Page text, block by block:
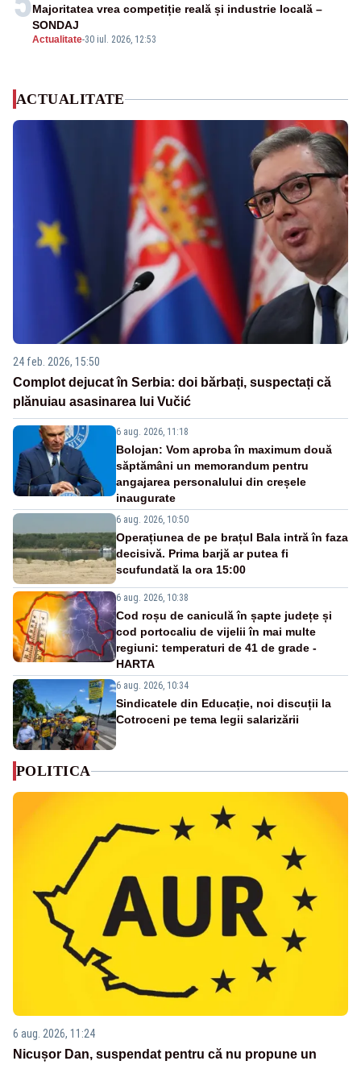
Actualitate-30 iul. 2026, 12:53
Majoritatea vrea competiție reală și industrie locală –
SONDAJ
ACTUALITATE
24 feb. 2026, 15:50
Complot dejucat în Serbia: doi bărbați, suspectați că
plănuiau asasinarea lui Vučić
6 aug. 2026, 11:18
Bolojan: Vom aproba în maximum două
săptămâni un memorandum pentru
angajarea personalului din creșele
inaugurate
6 aug. 2026, 10:50
Operațiunea de pe brațul Bala intră în faza
decisivă. Prima barjă ar putea fi
scufundată la ora 15:00
6 aug. 2026, 10:38
Cod roșu de caniculă în șapte județe și
cod portocaliu de vijelii în mai multe
regiuni: temperaturi de 41 de grade -
HARTA
6 aug. 2026, 10:34
Sindicatele din Educație, noi discuții la
Cotroceni pe tema legii salarizării
POLITICA
6 aug. 2026, 11:24
Nicușor Dan, suspendat pentru că nu propune un